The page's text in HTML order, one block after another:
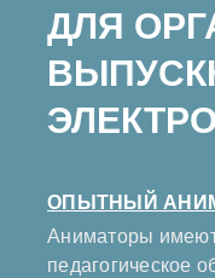
ДЛЯ
ОПЫТНЫЙ
Аниматоры
педагогическое